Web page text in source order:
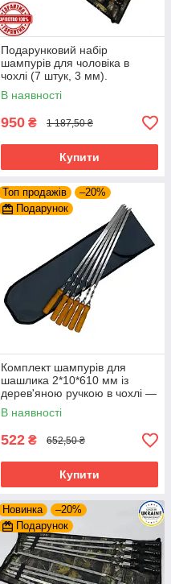
Подарунковий набір
шампурів для чоловіка в
чохлі (7 штук, 3 мм).
В наявності
950 ₴ 1 187,50 ₴
Купити
Топ продажів
–20%
Подарунок
Комплект шампурів для
шашлика 2*10*610 мм із
дерев'яною ручкою в чохлі —
6 шт. Для відпочинку на
природі
В наявності
522 ₴ 652,50 ₴
Купити
Новинка
–20%
Подарунок